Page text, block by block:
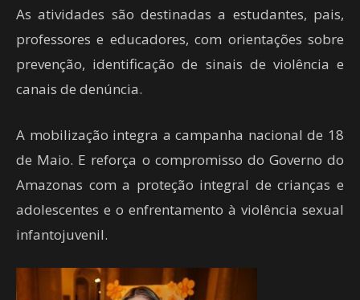
As atividades são destinadas a estudantes, pais,
professores e educadores, com orientações sobre
prevenção, identificação de sinais de violência e
canais de denúncia.
A mobilização integra a campanha nacional de 18
de Maio. E reforça o compromisso do Governo do
Amazonas com a proteção integral de crianças e
adolescentes e o enfrentamento à violência sexual
infantojuvenil.